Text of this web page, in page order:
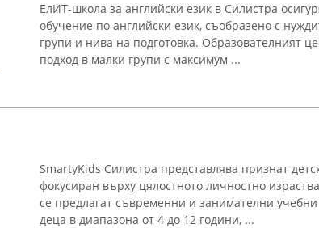
ЕлИТ-школа за английски език в Силистра
обучение по английски език, съобразено с
групи и нива на подготовка. Образователният
подход в малки групи с максимум ...
SmartyKids Силистра представлява признат
фокусиран върху цялостното личностно
се предлагат съвременни и занимателни
деца в диапазона от 4 до 12 години, ...